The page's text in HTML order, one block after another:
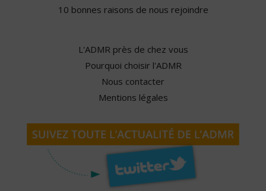
10 bonnes raisons de nous rejoindre
L'ADMR près de chez vous
Pourquoi choisir l'ADMR
Nous contacter
Mentions légales